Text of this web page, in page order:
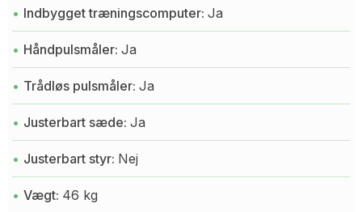
Indbygget træningscomputer: Ja
Håndpulsmåler: Ja
Trådløs pulsmåler: Ja
Justerbart sæde: Ja
Justerbart styr: Nej
Vægt: 46 kg